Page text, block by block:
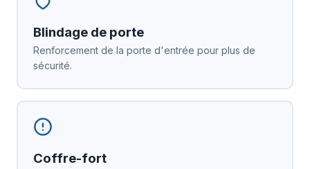
Blindage de porte
Renforcement de la porte d'entrée pour plus de
sécurité.
Coffre-fort